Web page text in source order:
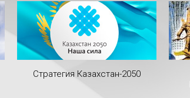
Стратегия Казахстан-2050